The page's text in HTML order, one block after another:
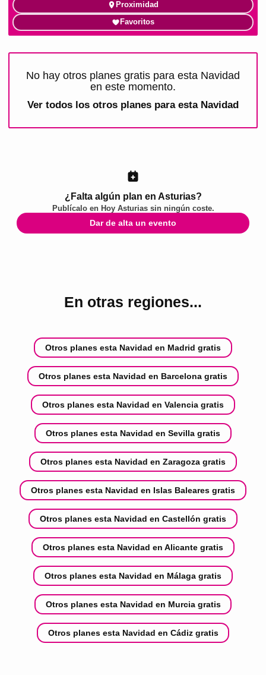
Proximidad
Favoritos
No hay otros planes gratis para esta Navidad
en este momento.
Ver todos los otros planes para esta Navidad
¿Falta algún plan en Asturias?
Publícalo en Hoy Asturiassin ningún coste.
Dar de alta un evento
En otras regiones...
Otros planes esta Navidad en Madrid gratis
Otros planes esta Navidad en Barcelona gratis
Otros planes esta Navidad en Valencia gratis
Otros planes esta Navidad en Sevilla gratis
Otros planes esta Navidad en Zaragoza gratis
Otros planes esta Navidad en Islas Baleares gratis
Otros planes esta Navidad en Castellón gratis
Otros planes esta Navidad en Alicante gratis
Otros planes esta Navidad en Málaga gratis
Otros planes esta Navidad en Murcia gratis
Otros planes esta Navidad en Cádiz gratis